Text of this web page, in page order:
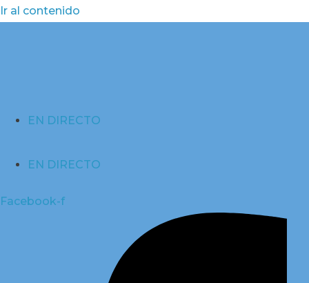
Ir al contenido
EN DIRECTO
EN DIRECTO
Facebook-f